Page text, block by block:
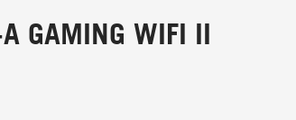
GAMING WIFI II